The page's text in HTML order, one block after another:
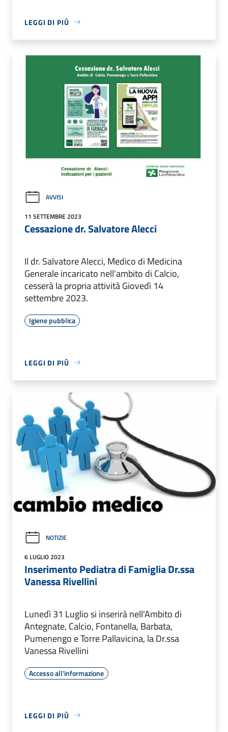
LEGGI DI PIÙ
AVVISI
11 SETTEMBRE 2023
Cessazione dr. Salvatore Alecci
Il dr. Salvatore Alecci, Medico di Medicina
Generale incaricato nell'ambito di Calcio,
cesserà la propria attività Giovedì 14
settembre 2023.
Igiene pubblica
LEGGI DI PIÙ
NOTIZIE
6 LUGLIO 2023
Inserimento Pediatra di Famiglia Dr.ssa
Vanessa Rivellini
Lunedì 31 Luglio si inserirà nell'Ambito di
Antegnate, Calcio, Fontanella, Barbata,
Pumenengo e Torre Pallavicina, la Dr.ssa
Vanessa Rivellini
Accesso all'informazione
LEGGI DI PIÙ